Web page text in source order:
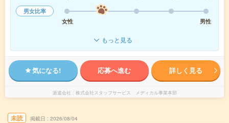
男女比率
女性
男性
もっと見る
気になる! 応募へ進む 詳しく見る
派遣会社 株式会社スタッフサービス メディカル事業本部
未読 掲載日 2026/08/04